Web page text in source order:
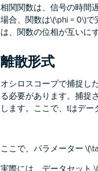
相関関数は、信号の時間
場合、関数は\(\phi = 0\)
は、関数の位相が互いに
離散形式
オシロスコープで捕捉し
る必要があります。捕捉
します。ここで、tはデー
ここで、パラメーター
実際には、データセット